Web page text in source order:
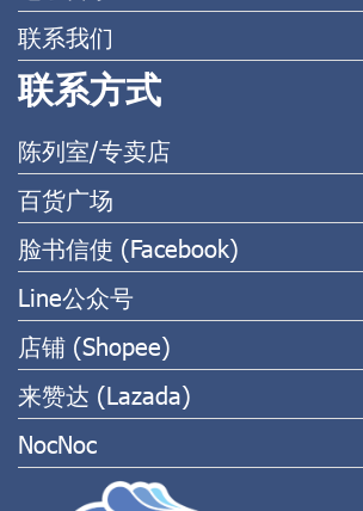
联系我们
联系方式
陈列室/专卖店
百货广场
脸书信使 (Facebook)
Line公众号
店铺 (Shopee)
来赞达 (Lazada)
NocNoc